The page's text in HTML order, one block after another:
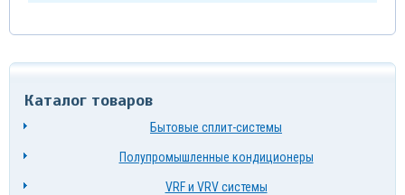
Каталог товаров
Бытовые сплит-системы
Полупромышленные кондиционеры
VRF и VRV системы